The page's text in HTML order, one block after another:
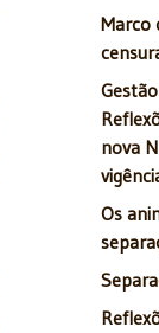
Marco
nova
Os